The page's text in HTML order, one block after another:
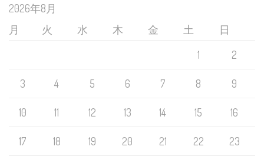
2026年8月
月
火 水 木 金 土
日
1
2
3 4 5 6 7 8 9
10 11 12 13 14 15 16
17 18 19 20 21 22 23